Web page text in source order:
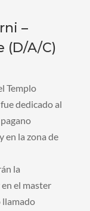
–
(D/A/C)
Templo
dedicado al
en la zona de
la
el master
llamado